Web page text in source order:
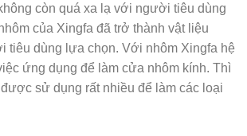
còn quá xa lạ với người tiêu dùng
của Xingfa đã trở thành vật liệu
tiêu dùng lựa chọn. Với nhôm Xingfa hệ
ứng dụng để làm cửa nhôm kính. Thì
sử dụng rất nhiều để làm các loại